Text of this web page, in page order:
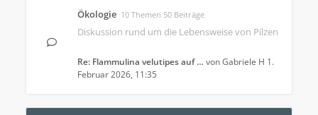
Ökologie 10 Themen 50 Beiträge
Diskussion rund um die Lebensweise von Pilzen
Re: Flammulina velutipes auf … vonGabriele H 1.
Februar 2026, 11:35